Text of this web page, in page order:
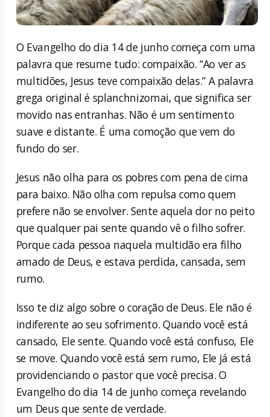
O Evangelho do dia 14 de junho começa com uma
palavra que resume tudo: compaixão. “Ao ver as
multidões, Jesus teve compaixão delas.” A palavra
grega original é splanchnizomai, que significa ser
movido nas entranhas. Não é um sentimento
suave e distante. É uma comoção que vem do
fundo do ser.
Jesus não olha para os pobres com pena de cima
para baixo. Não olha com repulsa como quem
prefere não se envolver. Sente aquela dor no peito
que qualquer pai sente quando vê o filho sofrer.
Porque cada pessoa naquela multidão era filho
amado de Deus, e estava perdida, cansada, sem
rumo.
Isso te diz algo sobre o coração de Deus. Ele não é
indiferente ao seu sofrimento. Quando você está
cansado, Ele sente. Quando você está confuso, Ele
se move. Quando você está sem rumo, Ele já está
providenciando o pastor que você precisa. O
Evangelho do dia 14 de junho começa revelando
um Deus que sente de verdade.